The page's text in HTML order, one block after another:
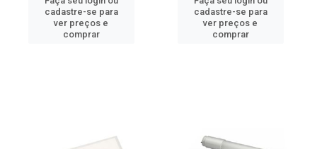
cadastre-se para
ver preços e
comprar
cadastre-se para
ver preços e
comprar